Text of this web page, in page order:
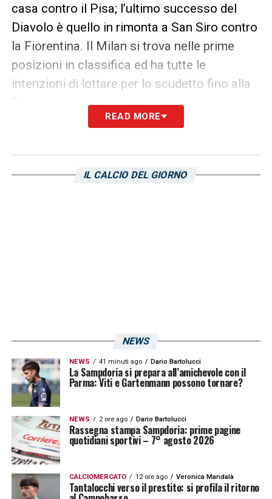
casa contro il Pisa; l’ultimo successo del
Diavolo è quello in rimonta a San Siro contro
la Fiorentina. Il Milan si trova nelle prime
posizioni in classifica ed ha tutte le
intenzioni di lottare per lo scudetto fino alla
qui fra le sorprese della stagione. I
giallorossi vengono dal successo di misura
Serie A, Milan-Roma: precedenti e
statistiche
Milan e Roma si sono affrontate in totale
nella loro storia fra tutte le competizioni
volte:85vittorie rossonere,63pareggi e
successi giallorossi. Considerando però solo
le partite disputate a San Siro, il bilancio è
ancora più netto: 53 trionfi a 23 in favore dei
padroni di casa, con 26 pareggi.
READ MORE
IL CALCIO DEL GIORNO
NEWS
NEWS 41 minuti ago Dario Bartolucci
La Sampdoria si prepara all’amichevole con il
Parma: Viti e Gartenmann possono tornare?
NEWS 2 ore ago Dario Bartolucci
Rassegna stampa Sampdoria: prime pagine
quotidiani sportivi – 7° agosto 2026
CALCIOMERCATO 12 ore ago Veronica Mandalà
Tantalocchi verso il prestito: si profila il ritorno